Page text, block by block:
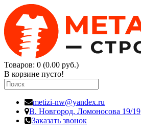
Товаров: 0 (0.00 руб.)
В корзине пусто!
metizi-nw@yandex.ru
В. Новгород, Ломоносова 19/19
Заказать звонок